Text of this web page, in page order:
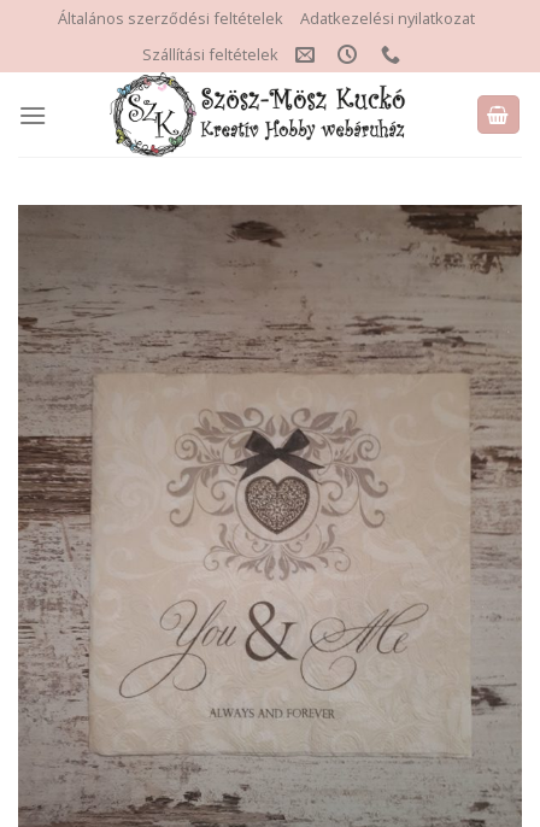
content
Általános szerződési feltételek
Adatkezelési nyilatkozat
Szállítási feltételek